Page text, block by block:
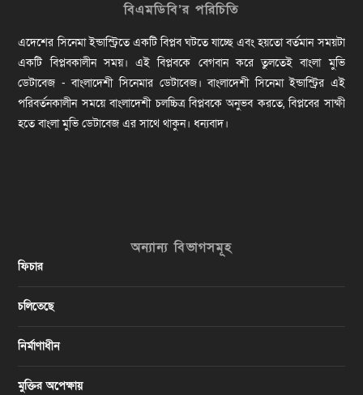
বিএমডিবি’র পরিচিতি
এদেশের সিনেমা ইন্ডাস্ট্রিতে একটি বিপ্লব ঘটতে যাচ্ছে এবং হয়তো বর্তমান সময়টা
একটি বিপ্লবকালীন সময়। এই বিপ্লবকে বেগবান করে তুলতেই বাংলা মুভি
ডেটাবেজ - বাংলাদেশী সিনেমার ডেটাবেজ। বাংলাদেশী সিনেমা ইন্ডাস্ট্রির এই
পরিবর্তনকালীন সময়ে বাংলাদেশী চলচ্চিত্র বিপ্লবকে অনুভব করতে, বিপ্লবের সাক্ষী
হতে বাংলা মুভি ডেটাবেজ এর সাথে থাকুন। ধন্যবাদ।
অন্যান্য বিভাগসমূহ
ফিচার
চলিতেছে
নির্মাণাধীন
মুক্তির অপেক্ষায়